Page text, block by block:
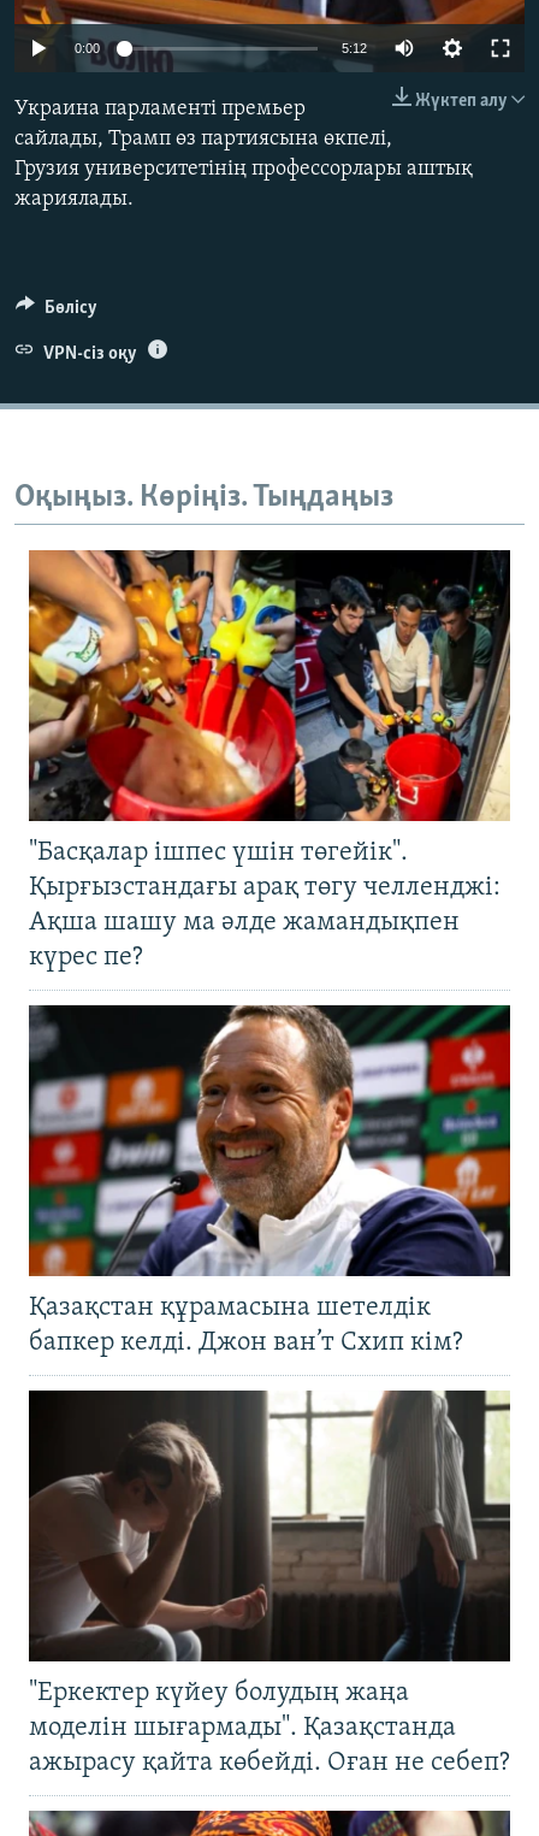
ЖАЗЫЛЫҢЫЗ
Басқа тілдерде
0:00 5:12
Жүктеп алу
Украина парламенті премьер
сайлады, Трамп өз партиясына өкпелі,
Грузия университетінің профессорлары аштық
жариялады.
Бөлісу
VPN-сіз оқу
Оқыңыз. Көріңіз. Тыңдаңыз
"Басқалар ішпес үшін төгейік".
Қырғызстандағы арақ төгу челленджі:
Ақша шашу ма әлде жамандықпен
күрес пе?
Қазақстан құрамасына шетелдік
бапкер келді. Джон ван’т Схип кім?
"Еркектер күйеу болудың жаңа
моделін шығармады". Қазақстанда
ажырасу қайта көбейді. Оған не себеп?